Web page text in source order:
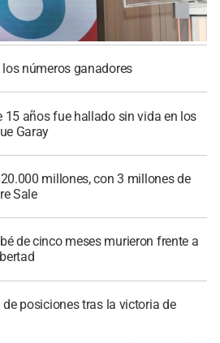
números ganadores
15 años fue hallado sin vida en los
Garay
millones, con 3 millones de
Sale
de cinco meses murieron frente a
posiciones tras la victoria de